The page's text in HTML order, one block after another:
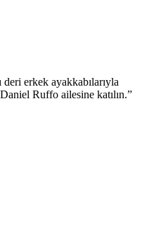
erkek ayakkabılarıyla
Ruffo ailesine katılın.”